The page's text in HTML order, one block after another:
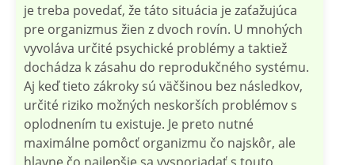
je treba povedať, že táto situácia je zaťažujúca
pre organizmus žien z dvoch rovín. U mnohých
vyvoláva určité psychické problémy a taktiež
dochádza k zásahu do reprodukčného systému.
Aj keď tieto zákroky sú väčšinou bez následkov,
určité riziko možných neskorších problémov s
oplodnením tu existuje. Je preto nutné
maximálne pomôcť organizmu čo najskôr, ale
hlavne čo najlepšie sa vysporiadať s touto